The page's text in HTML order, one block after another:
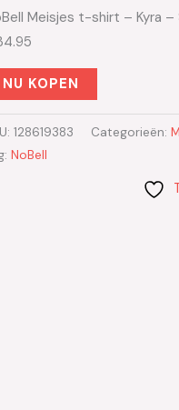
Meisjes t-shirt – Kyra
NU KOPEN
128619383 Categorieën:
NoBell